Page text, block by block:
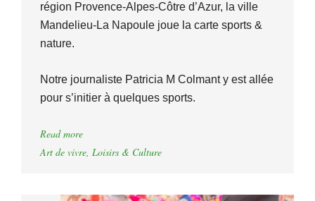
région Provence-Alpes-Côtre d’Azur, la ville
Mandelieu-La Napoule joue la carte sports &
nature.
Notre journaliste Patricia M Colmant y est allée
pour s’initier à quelques sports.
Read more
Art de vivre, Loisirs & Culture